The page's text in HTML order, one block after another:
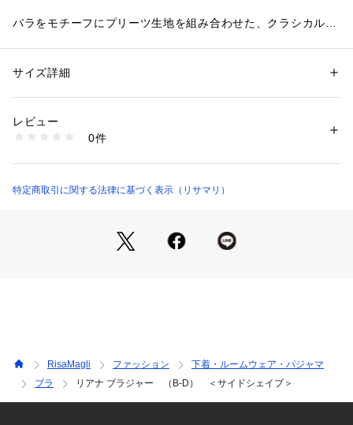
バラをモチーフにプリーツ生地を組み合わせた、クラシカルな
びら1枚1枚が際立ちインパクトのある仕上がりに。カップ土台
ます。バスト中央の輝くパールと、マカロニストラップにあし
らった小さなリボンは、それぞれ2つ並べることでデザインに
た、新しいリサマリを表現したコレクションです。
『Side Shape（サイドシェイプ）』
サイドボーンとダブルパッドで余分なお肉をサイドから押さえ
デコルテラインにボリュームが欲しい方
楽な着け心地と安定感やホールド感が欲しい方
性別：レディース
素材：ポリエステル・ナイロン・ポリウレタン
商品番号：
N05-62680 （ショップ）
サイズ詳細
レビュー
0件
特定商取引に関する法律に基づく表示（リサマリ）
RisaMagli ファッション
下着・ルームウェア・パジャマ
ブラ
リアナ ブラジャー （B-D） ＜サイドシェイプ＞